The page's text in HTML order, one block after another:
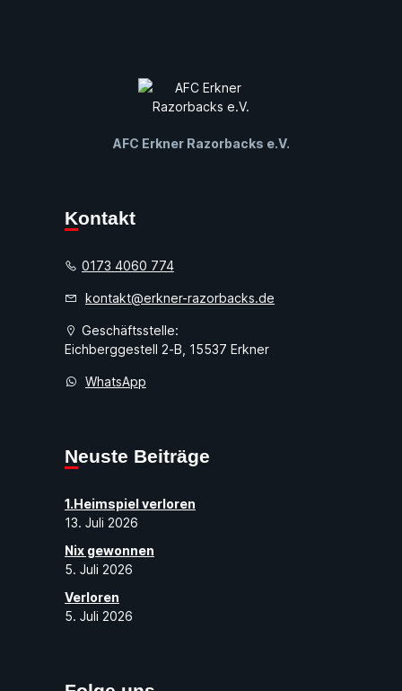
AFC Erkner Razorbacks e.V.
Kontakt
0173 4060 774
kontakt@erkner-razorbacks.de
Geschäftsstelle:
Eichberggestell 2-B, 15537 Erkner
WhatsApp
Neuste Beiträge
1.Heimspiel verloren
13. Juli 2026
Nix gewonnen
5. Juli 2026
Verloren
5. Juli 2026